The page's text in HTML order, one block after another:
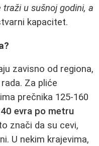
traži u sušnoj godini, a
kapacitet.
zavisno od regiona,
Za pliće
prečnika 125-160
evra po metru
znači da su cevi,
U nekim krajevima,